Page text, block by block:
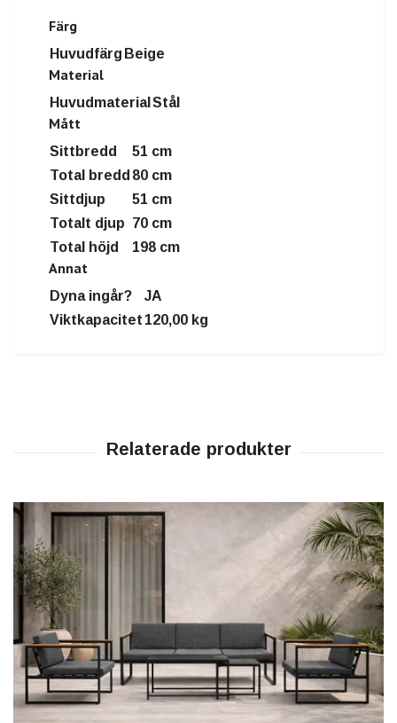
Färg
Huvudfärg Beige
Material
Huvudmaterial Stål
Mått
Sittbredd
51 cm
Total bredd 80 cm
Sittdjup
51 cm
Totalt djup 70 cm
Total höjd
198 cm
Annat
Dyna ingår?
JA
Viktkapacitet 120,00 kg